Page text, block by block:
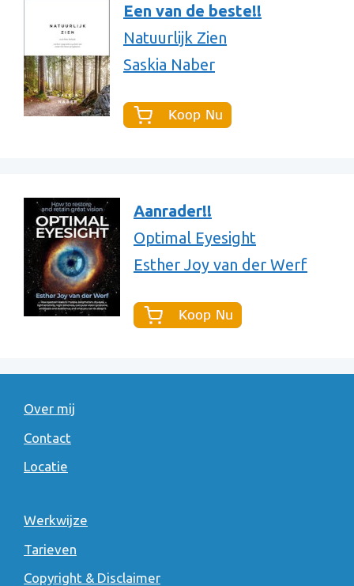
Een van de beste!!
Natuurlijk Zien
Saskia Naber
Aanrader!!
Optimal Eyesight
Esther Joy van der Werf
Over mij
Contact
Locatie
Werkwijze
Tarieven
Copyright & Disclaimer